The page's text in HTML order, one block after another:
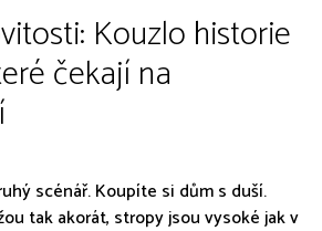
Kouzlo historie
čekají na
scénář. Koupíte si dům s duší.
tak akorát, stropy jsou vysoké jak v